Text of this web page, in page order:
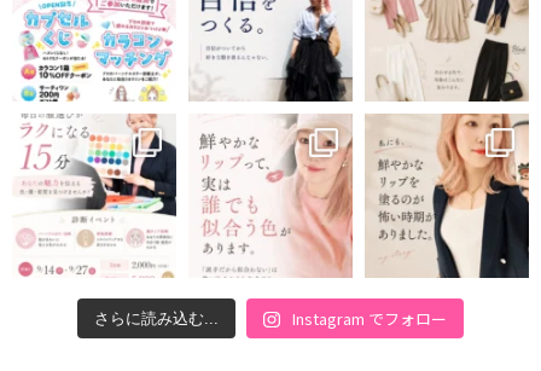
さらに読み込む... Instagram でフォロー